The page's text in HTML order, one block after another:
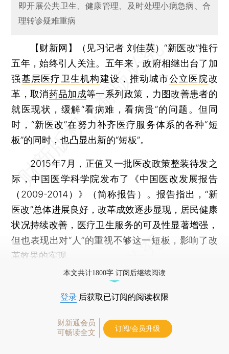
即开展公共卫生、健康管理、及时处理小病急病、合
理转诊疑难重病
【财新网】（见习记者 刘佳英）“新医改”推行
五年，始终引人关注。五年来，政府相继出台了加
强基层医疗卫生机构建设，推动城市公立医院改
革，取消药品加成等一系列政策，力图改善患者的
就医现状，缓解“看病难，看病贵”的问题。但同
时，“新医改”在努力补齐医疗服务体系的各种“短
板”的同时，也凸显出新的“短板”。
2015年7月，正值又一批医改政策整装待发之
际，中国医学科学院发布了《中国医改发展报告
（2009-2014）》（简称报告）。报告指出，“新
医改”总体进展良好，改革成效逐步显现，居民健康
状况持续改善，医疗卫生服务的可及性显著增强，
但也表现出对“人”的重视不够这一短板，影响了改
革效果的实现。
本文共计1800字 订阅后继续阅读
登录 后获取已订阅的阅读权限
财新通会员
可畅读全文
订阅/会员升级